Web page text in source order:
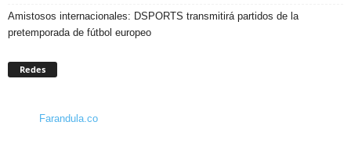
Amistosos internacionales: DSPORTS transmitirá partidos de la
pretemporada de fútbol europeo
Redes
Farandula.co